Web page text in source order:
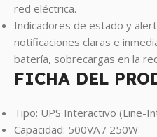
red eléctrica.
Indicadores de estado y
notificaciones claras e
batería, sobrecargas en la
FICHA DEL
Tipo: UPS Interactivo (Line-
Capacidad: 500VA / 250W